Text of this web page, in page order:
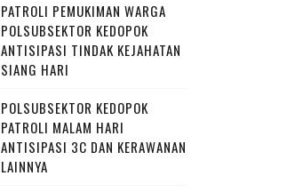
PATROLI PEMUKIMAN WARGA
POLSUBSEKTOR KEDOPOK
ANTISIPASI TINDAK KEJAHATAN
SIANG HARI
POLSUBSEKTOR KEDOPOK
PATROLI MALAM HARI
ANTISIPASI 3C DAN KERAWANAN
LAINNYA